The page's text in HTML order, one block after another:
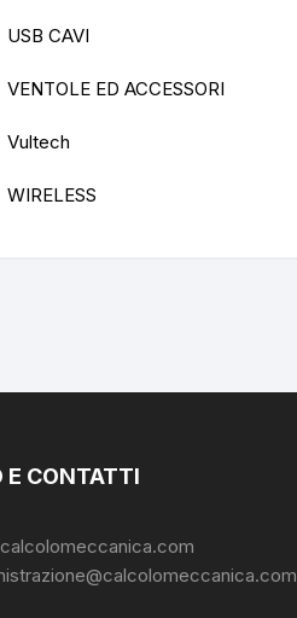
USB CAVI
VENTOLE ED ACCESSORI
Vultech
WIRELESS
E CONTATTI